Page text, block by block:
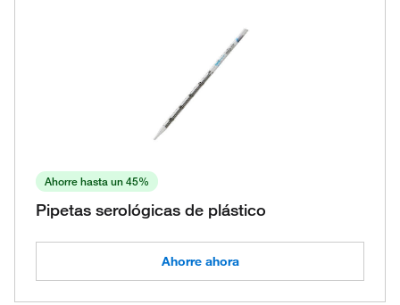
Ahorre hasta un 45%
Pipetas serológicas de plástico
Ahorre ahora